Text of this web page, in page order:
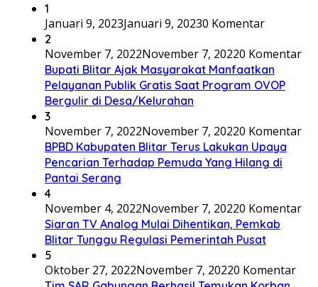
1
Januari 9, 2023Januari 9, 20230 Komentar
2
November 7, 2022November 7, 20220 Komentar
Bupati Blitar Ajak Masyarakat Manfaatkan
Pelayanan Publik Gratis Saat Program OVOP
Bergulir di Desa/Kelurahan
3
November 7, 2022November 7, 20220 Komentar
BPBD Kabupaten Blitar Terus Lakukan Upaya
Pencarian Terhadap Pemuda Yang Hilang di
Pantai Serang
4
November 4, 2022November 7, 20220 Komentar
Siaran TV Analog Mulai Dihentikan, Pemkab
Blitar Tunggu Regulasi Pemerintah Pusat
5
Oktober 27, 2022November 7, 20220 Komentar